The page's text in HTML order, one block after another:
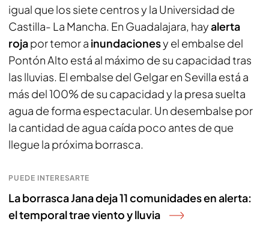
igual que los siete centros y la Universidad de
Castilla- La Mancha. En Guadalajara, hayalerta
rojapor temor a inundacionesy el embalse del
Pontón Alto está al máximo de su capacidad tras
las lluvias. El embalse del Gelgar en Sevilla está a
más del 100% de su capacidad y la presa suelta
agua de forma espectacular. Un desembalse por
la cantidad de agua caída poco antes de que
llegue la próxima borrasca.
PUEDE INTERESARTE
La borrasca Jana deja 11 comunidades en alerta:
el temporal trae viento y lluvia